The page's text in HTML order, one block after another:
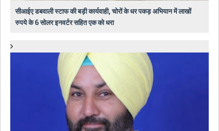
सीआईए डबवाली स्टाफ की बड़ी कार्यवाही, चोरों के धर पकड़ अभियान में लाखों
रुपये के 6 सोलर इनवर्टर सहित एक को धरा